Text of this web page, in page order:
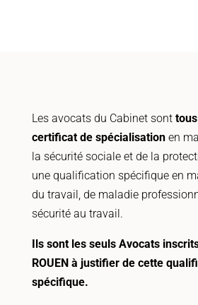
Les avocats du Cabinet sont
certificat de spécialisationen
la sécurité sociale et de la
une qualification spécifique en
du travail, de maladie
sécurité au travail.
Ils sont les seuls Avocats
ROUEN à justifier de cette
spécifique.